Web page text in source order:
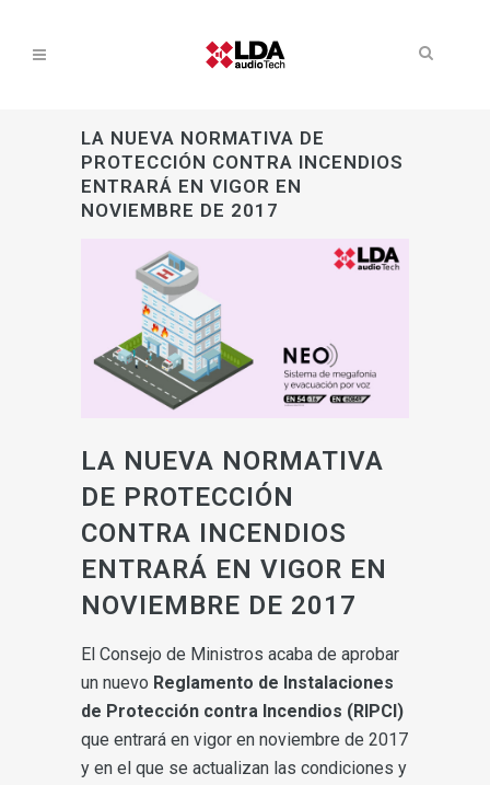
LA NUEVA NORMATIVA DE
PROTECCIÓN CONTRA INCENDIOS
ENTRARÁ EN VIGOR EN
NOVIEMBRE DE 2017
LA NUEVA NORMATIVA
DE PROTECCIÓN
CONTRA INCENDIOS
ENTRARÁ EN VIGOR EN
NOVIEMBRE DE 2017
El Consejo de Ministros acaba de aprobar
un nuevo Reglamento de Instalaciones
de Protección contra Incendios (RIPCI)
que entrará en vigor en noviembre de 2017
y en el que se actualizan las condiciones y